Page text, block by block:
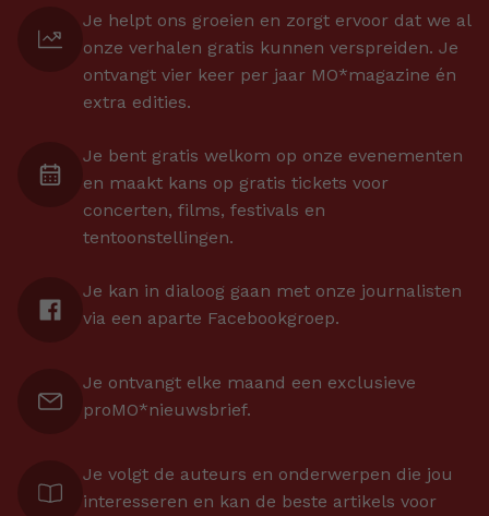
Je helpt ons groeien en zorgt ervoor dat we al
onze verhalen gratis kunnen verspreiden. Je
ontvangt vier keer per jaar MO*magazine én
extra edities.
Je bent gratis welkom op onze evenementen
en maakt kans op gratis tickets voor
concerten, films, festivals en
tentoonstellingen.
Je kan in dialoog gaan met onze journalisten
via een aparte Facebookgroep.
Je ontvangt elke maand een exclusieve
proMO*nieuwsbrief.
Je volgt de auteurs en onderwerpen die jou
interesseren en kan de beste artikels voor